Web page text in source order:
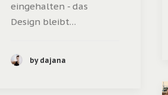
eingehalten - das
Design bleibt…
by dajana